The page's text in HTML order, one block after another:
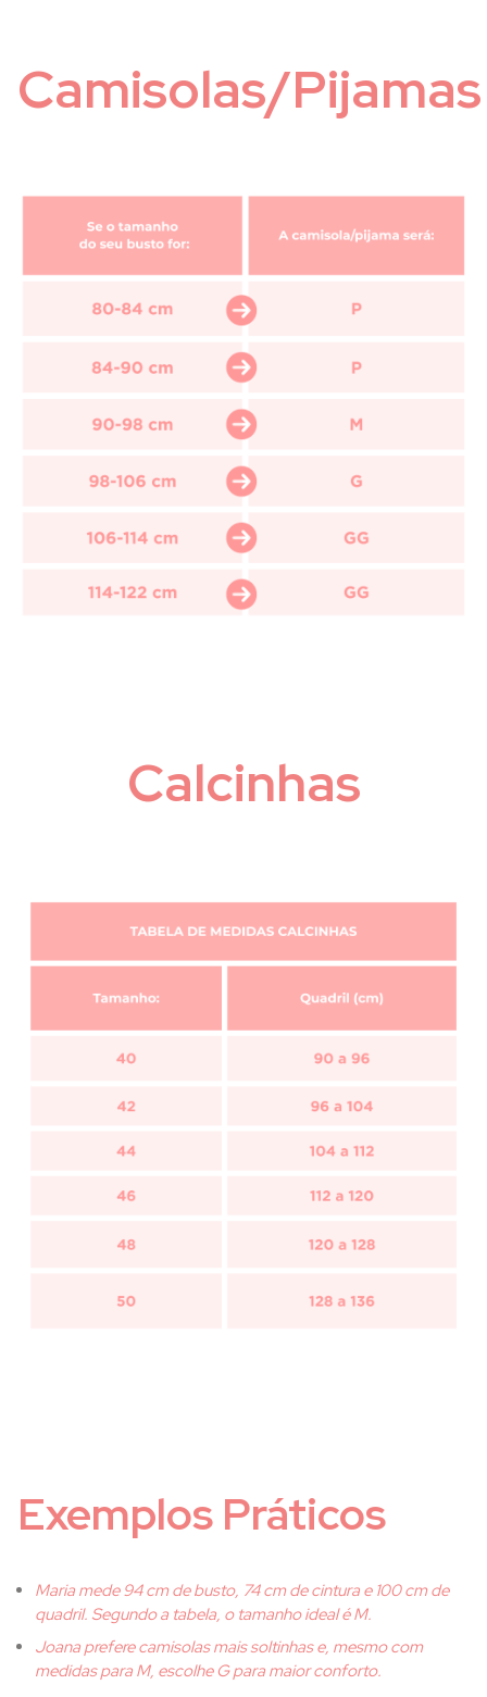
Camisolas/Pijamas
Calcinhas
Exemplos Práticos
Maria mede 94 cm de busto, 74 cm de cintura e 100 cm de
quadril. Segundo a tabela, o tamanho ideal é M.
Joana prefere camisolas mais soltinhas e, mesmo com
medidas para M, escolhe G para maior conforto.